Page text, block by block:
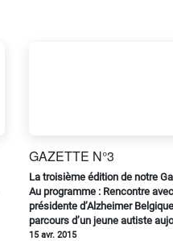
GAZETTE N°3
La troisième édition de notre
Au programme : Rencontre
présidente d’Alzheimer
parcours d’un jeune autiste
15 avr. 2015